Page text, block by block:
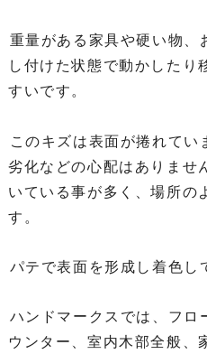
重量がある家具や硬い物、
し付けた状態で動かしたり
すいです。
このキズは表面が捲れてい
劣化などの心配はありませ
いている事が多く、場所の
す。
パテで表面を形成し着色し
ハンドマークスでは、フロ
ウンター、室内木部全般、